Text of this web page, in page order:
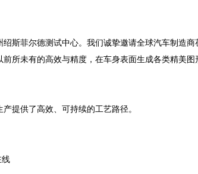
斯菲尔德测试中心。我们诚挚邀请全球汽车制造商
所未有的高效与精度，在车身表面生成各类精美图
提供了高效、可持续的工艺路径。